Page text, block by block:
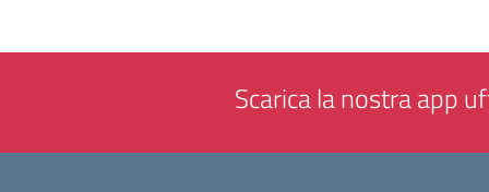
Scarica la nostra app